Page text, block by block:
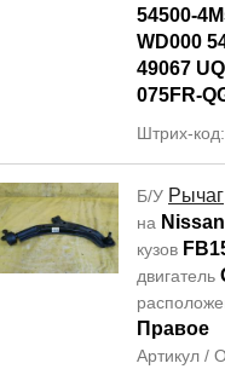
54500-
WD000
49067
075FR-
Штрих-
Б/У Рычаг
на
кузов
двигатель
Правое
Артикул /